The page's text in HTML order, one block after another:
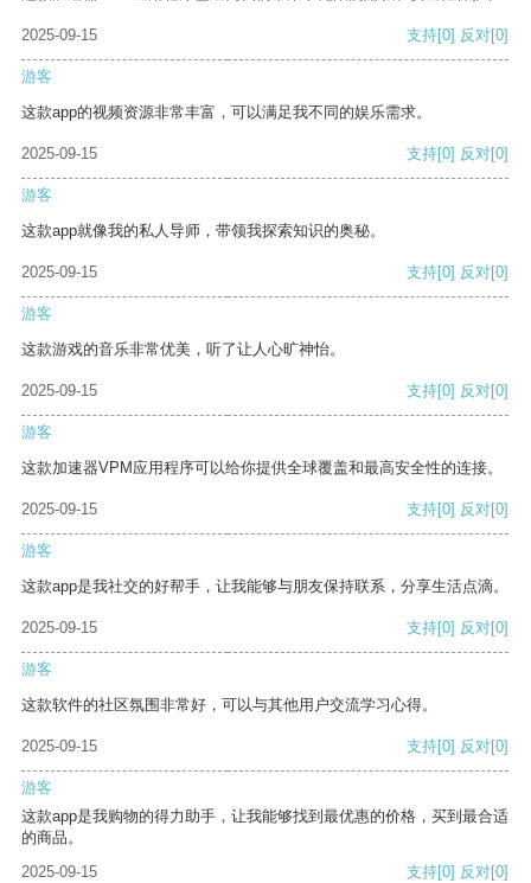
2025-09-15 支持[0] 反对[0]
游客
这款app的视频资源非常丰富，可以满足我不同的娱乐需求。
2025-09-15 支持[0] 反对[0]
游客
这款app就像我的私人导师，带领我探索知识的奥秘。
2025-09-15 支持[0] 反对[0]
游客
这款游戏的音乐非常优美，听了让人心旷神怡。
2025-09-15 支持[0] 反对[0]
游客
这款加速器VPM应用程序可以给你提供全球覆盖和最高安全性的连接。
2025-09-15 支持[0] 反对[0]
游客
这款app是我社交的好帮手，让我能够与朋友保持联系，分享生活点滴。
2025-09-15 支持[0] 反对[0]
游客
这款软件的社区氛围非常好，可以与其他用户交流学习心得。
2025-09-15 支持[0] 反对[0]
游客
这款app是我购物的得力助手，让我能够找到最优惠的价格，买到最合适
的商品。
2025-09-15
支持[0] 反对[0]